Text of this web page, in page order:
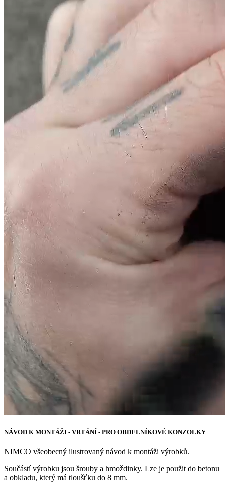
NÁVOD K MONTÁŽI - VRTÁNÍ - PRO OBDELNÍKOVÉ KONZOLKY
NIMCO všeobecný ilustrovaný návod k montáži výrobků.
Součástí výrobku jsou šrouby a hmoždinky. Lze je použit do betonu
a obkladu, který má tloušťku do 8 mm.